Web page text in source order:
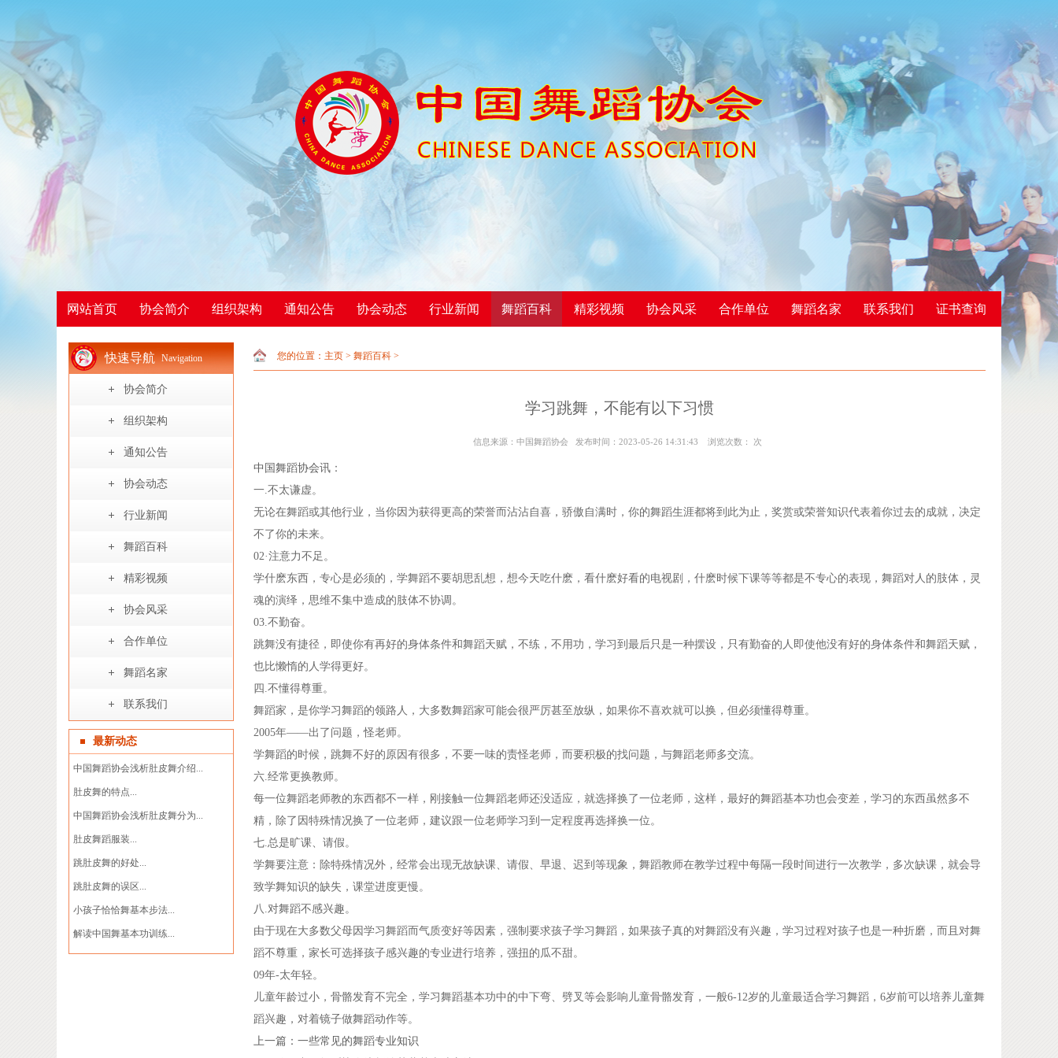
网站首页 协会简介 组织架构 通知公告 协会动态 行业新闻 舞蹈百科 精彩视频 协会风采 合作单位 舞蹈名家 联系我们 证书查询
快速导航 Navigation
协会简介
组织架构
通知公告
协会动态
行业新闻
舞蹈百科
精彩视频
协会风采
合作单位
舞蹈名家
联系我们
最新动态
中国舞蹈协会浅析肚皮舞介绍...
肚皮舞的特点...
中国舞蹈协会浅析肚皮舞分为...
肚皮舞蹈服装...
跳肚皮舞的好处...
跳肚皮舞的误区...
小孩子恰恰舞基本步法...
解读中国舞基本功训练...
您的位置： 主页 > 舞蹈百科 >
学习跳舞，不能有以下习惯
信息来源：中国舞蹈协会 发布时间：2023-05-26 14:31:43 浏览次数： 次
中国舞蹈协会讯：
一.不太谦虚。
无论在舞蹈或其他行业，当你因为获得更高的荣誉而沾沾自喜，骄傲自满时，你的舞蹈生涯都将到此为止，奖赏或荣誉知识代表着你过去的成就，决定
不了你的未来。
02·注意力不足。
学什麽东西，专心是必须的，学舞蹈不要胡思乱想，想今天吃什麽，看什麽好看的电视剧，什麽时候下课等等都是不专心的表现，舞蹈对人的肢体，灵
魂的演绎，思维不集中造成的肢体不协调。
03.不勤奋。
跳舞没有捷径，即使你有再好的身体条件和舞蹈天赋，不练，不用功，学习到最后只是一种摆设，只有勤奋的人即使他没有好的身体条件和舞蹈天赋，
也比懒惰的人学得更好。
四.不懂得尊重。
舞蹈家，是你学习舞蹈的领路人，大多数舞蹈家可能会很严厉甚至放纵，如果你不喜欢就可以换，但必须懂得尊重。
2005年——出了问题，怪老师。
学舞蹈的时候，跳舞不好的原因有很多，不要一味的责怪老师，而要积极的找问题，与舞蹈老师多交流。
六.经常更换教师。
每一位舞蹈老师教的东西都不一样，刚接触一位舞蹈老师还没适应，就选择换了一位老师，这样，最好的舞蹈基本功也会变差，学习的东西虽然多不
精，除了因特殊情况换了一位老师，建议跟一位老师学习到一定程度再选择换一位。
七.总是旷课、请假。
学舞要注意：除特殊情况外，经常会出现无故缺课、请假、早退、迟到等现象，舞蹈教师在教学过程中每隔一段时间进行一次教学，多次缺课，就会导
致学舞知识的缺失，课堂进度更慢。
八.对舞蹈不感兴趣。
由于现在大多数父母因学习舞蹈而气质变好等因素，强制要求孩子学习舞蹈，如果孩子真的对舞蹈没有兴趣，学习过程对孩子也是一种折磨，而且对舞
蹈不尊重，家长可选择孩子感兴趣的专业进行培养，强扭的瓜不甜。
09年-太年轻。
儿童年龄过小，骨骼发育不完全，学习舞蹈基本功中的中下弯、劈叉等会影响儿童骨骼发育，一般6-12岁的儿童最适合学习舞蹈，6岁前可以培养儿童舞
蹈兴趣，对着镜子做舞蹈动作等。
上一篇：一些常见的舞蹈专业知识